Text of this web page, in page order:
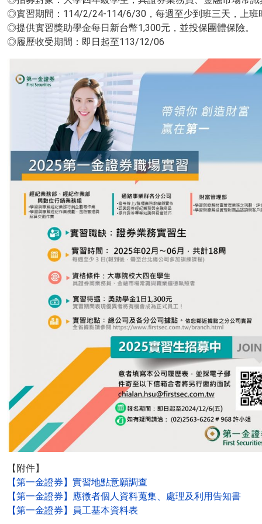
◎實習期間：114/2/24-114/6/30，每週至少到班三天，上
◎提供實習獎助學金每日新台幣1,300元，並投保團體保險。
◎履歷收受期間：即日起至113/12/06
【附件】
【第一金證券】實習地點意願調查
【第一金證券】應徵者個人資料蒐集、處理及利用告知書
【第一金證券】員工基本資料表